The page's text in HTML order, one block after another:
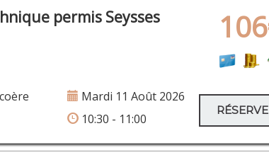
permis Seysses
Mardi 11 Août 2026
10:30 - 11:00